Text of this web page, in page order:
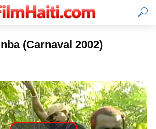
(Carnaval 2002)